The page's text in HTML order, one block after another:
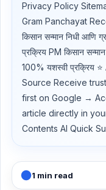
Privacy Policy
Gram Panchayat
किसान सन्मान निधी आणि
प्रक्रिय PM किसान
100% यशस्वी प्रक्रिय
Source Receive
first on Google →
article directly in
Contents AI Quick
1 min read